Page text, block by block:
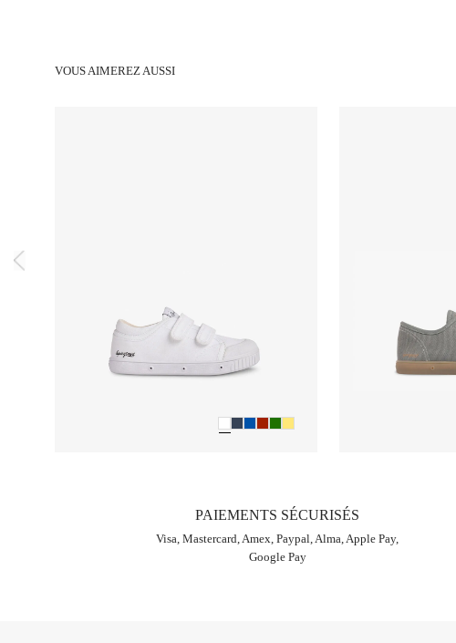
VOUS AIMEREZ AUSSI
PAIEMENTS SÉCURISÉS
Visa, Mastercard, Amex, Paypal, Alma, Apple Pay,
Google Pay